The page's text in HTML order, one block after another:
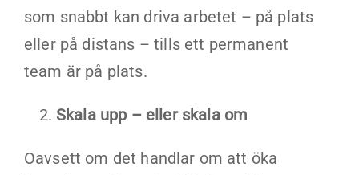
som snabbt kan driva arbetet – på plats
eller på distans – tills ett permanent
team är på plats.
Skala upp – eller skala om
Oavsett om det handlar om att öka